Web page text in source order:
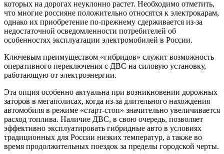
которых на дорогах неуклонно растет. Необходимо отметить,
что многие россияне положительно относятся к электрокарам,
однако их приобретение по-прежнему сдерживается из-за
недостаточной осведомленности потребителей об
особенностях эксплуатации электромобилей в России.
Ключевым преимуществом «гибридов» служит возможность
оперативного переключения с ДВС на силовую установку,
работающую от электроэнергии.
Эта опция особенно актуальна при возникновении дорожных
заторов в мегаполисах, когда из-за длительного нахождения
автомобиля в режиме «старт-стоп» значительно увеличивается
расход топлива. Наличие ДВС, в свою очередь, позволяет
эффективно эксплуатировать гибридные авто в условиях
традиционных для России низких температур, а также во
время продолжительных поездок за пределы городской черты.